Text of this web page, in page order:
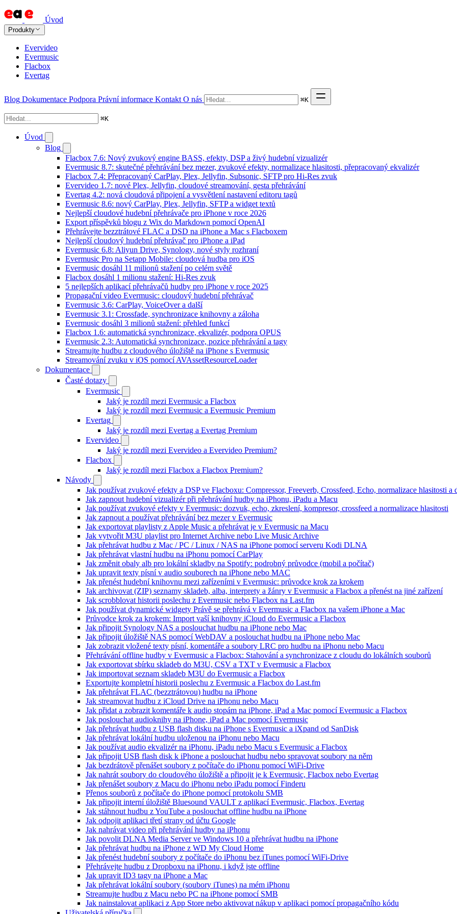
Úvod
Produkty
Evervideo
Evermusic
Flacbox
Evertag
Blog Dokumentace Podpora Právní informace Kontakt O nás ⌘K
⌘K
Úvod
Blog
Flacbox 7.6: Nový zvukový engine BASS, efekty, DSP a živý hudební vizualizér
Evermusic 8.7: skutečné přehrávání bez mezer, zvukové efekty, normalizace hlasitosti, přepracovaný ekvalizér
Flacbox 7.4: Přepracovaný CarPlay, Plex, Jellyfin, Subsonic, SFTP pro Hi-Res zvuk
Evervideo 1.7: nové Plex, Jellyfin, cloudové streamování, gesta přehrávání
Evertag 4.2: nová cloudová připojení a vysvětlení nastavení editoru tagů
Evermusic 8.6: nový CarPlay, Plex, Jellyfin, SFTP a widget textů
Nejlepší cloudové hudební přehrávače pro iPhone v roce 2026
Export příspěvků blogu z Wix do Markdown pomocí OpenAI
Přehrávejte bezztrátové FLAC a DSD na iPhone a Mac s Flacboxem
Nejlepší cloudový hudební přehrávač pro iPhone a iPad
Evermusic 6.8: Aliyun Drive, Synology, nové styly rozhraní
Evermusic Pro na Setapp Mobile: cloudová hudba pro iOS
Evermusic dosáhl 11 milionů stažení po celém světě
Flacbox dosáhl 1 milionu stažení: Hi-Res zvuk
5 nejlepších aplikací přehrávačů hudby pro iPhone v roce 2025
Propagační video Evermusic: cloudový hudební přehrávač
Evermusic 3.6: CarPlay, VoiceOver a další
Evermusic 3.1: Crossfade, synchronizace knihovny a záloha
Evermusic dosáhl 3 milionů stažení: přehled funkcí
Flacbox 1.6: automatická synchronizace, ekvalizér, podpora OPUS
Evermusic 2.3: Automatická synchronizace, pozice přehrávání a tagy
Streamujte hudbu z cloudového úložiště na iPhone s Evermusic
Streamování zvuku v iOS pomocí AVAssetResourceLoader
Dokumentace
Časté dotazy
Evermusic
Jaký je rozdíl mezi Evermusic a Flacbox
Jaký je rozdíl mezi Evermusic a Evermusic Premium
Evertag
Jaký je rozdíl mezi Evertag a Evertag Premium
Evervideo
Jaký je rozdíl mezi Evervideo a Evervideo Premium?
Flacbox
Jaký je rozdíl mezi Flacbox a Flacbox Premium?
Návody
Jak používat zvukové efekty a DSP ve Flacboxu: Compressor, Freeverb, Crossfeed, Echo, normalizace hlasitosti a
Jak zapnout hudební vizualizér při přehrávání hudby na iPhonu, iPadu a Macu
Jak používat zvukové efekty v Evermusic: dozvuk, echo, zkreslení, kompresor, crossfeed a normalizace hlasitosti
Jak zapnout a používat přehrávání bez mezer v Evermusic
Jak exportovat playlisty z Apple Music a přehrávat je v Evermusic na Macu
Jak vytvořit M3U playlist pro Internet Archive nebo Live Music Archive
Jak přehrávat hudbu z Mac / PC / Linux / NAS na iPhone pomocí serveru Kodi DLNA
Jak přehrávat vlastní hudbu na iPhonu pomocí CarPlay
Jak změnit obaly alb pro lokální skladby na Spotify: podrobný průvodce (mobil a počítač)
Jak upravit texty písní v audio souborech na iPhone nebo MAC
Jak přenést hudební knihovnu mezi zařízeními v Evermusic: průvodce krok za krokem
Jak archivovat (ZIP) seznamy skladeb, alba, interprety a žánry v Evermusic a Flacbox a přenést na jiné zařízení
Jak scrobblovat historii poslechu z Evermusic nebo Flacbox na Last.fm
Jak používat dynamické widgety Právě se přehrává v Evermusic a Flacbox na vašem iPhone a Mac
Průvodce krok za krokem: Import vaší knihovny iCloud do Evermusic a Flacbox
Jak připojit Synology NAS a poslouchat hudbu na iPhone nebo Mac
Jak připojit úložiště NAS pomocí WebDAV a poslouchat hudbu na iPhone nebo Mac
Jak zobrazit vložené texty písní, komentáře a soubory LRC pro hudbu na iPhonu nebo Macu
Přehrávání offline hudby v Evermusic a Flacbox: Stahování a synchronizace z cloudu do lokálních souborů
Jak exportovat sbírku skladeb do M3U, CSV a TXT v Evermusic a Flacbox
Jak importovat seznam skladeb M3U do Evermusic a Flacbox
Exportujte kompletní historii poslechu z Evermusic a Flacbox do Last.fm
Jak přehrávat FLAC (bezztrátovou) hudbu na iPhone
Jak streamovat hudbu z iCloud Drive na iPhonu nebo Macu
Jak přidat a zobrazit komentáře k audio stopám na iPhone, iPad a Mac pomocí Evermusic a Flacbox
Jak poslouchat audioknihy na iPhone, iPad a Mac pomocí Evermusic
Jak přehrávat hudbu z USB flash disku na iPhone s Evermusic a iXpand od SanDisk
Jak přehrávat lokální hudbu uloženou na iPhonu nebo Macu
Jak používat audio ekvalizér na iPhonu, iPadu nebo Macu s Evermusic a Flacbox
Jak připojit USB flash disk k iPhone a poslouchat hudbu nebo spravovat soubory na něm
Jak bezdrátově přenášet soubory z počítače do iPhonu pomocí WiFi-Drive
Jak nahrát soubory do cloudového úložiště a připojit je k Evermusic, Flacbox nebo Evertag
Jak přenášet soubory z Macu do iPhonu nebo iPadu pomocí Finderu
Přenos souborů z počítače do iPhone pomocí protokolu SMB
Jak připojit interní úložiště Bluesound VAULT z aplikací Evermusic, Flacbox, Evertag
Jak stáhnout hudbu z YouTube a poslouchat offline hudbu na iPhone
Jak odpojit aplikaci třetí strany od účtu Google
Jak nahrávat video při přehrávání hudby na iPhonu
Jak povolit DLNA Media Server ve Windows 10 a přehrávat hudbu na iPhone
Jak přehrávat hudbu na iPhone z WD My Cloud Home
Jak přenést hudební soubory z počítače do iPhonu bez iTunes pomocí WiFi-Drive
Přehrávejte hudbu z Dropboxu na iPhonu, i když jste offline
Jak upravit ID3 tagy na iPhone a Mac
Jak přehrávat lokální soubory (soubory iTunes) na mém iPhonu
Streamujte hudbu z Macu nebo PC na iPhone pomocí SMB
Jak nainstalovat aplikaci z App Store nebo aktivovat nákup v aplikaci pomocí propagačního kódu